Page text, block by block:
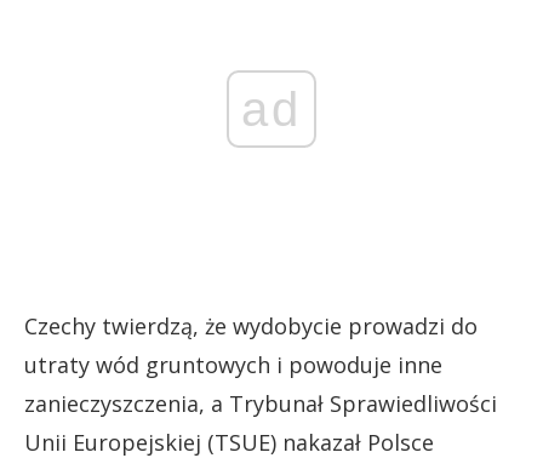
ad
Czechy twierdzą, że wydobycie prowadzi do
utraty wód gruntowych i powoduje inne
zanieczyszczenia, a Trybunał Sprawiedliwości
Unii Europejskiej (TSUE) nakazał Polsce